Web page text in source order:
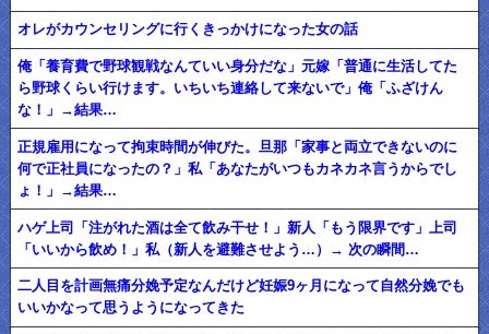
オレがカウンセリングに行くきっかけになった女の話
俺「養育費で野球観戦なんていい身分だな」元嫁「普通に生活してた
ら野球くらい行けます。いちいち連絡して来ないで」俺「ふざけん
な！」→結果…
正規雇用になって拘束時間が伸びた。旦那「家事と両立できないのに
何で正社員になったの？」私「あなたがいつもカネカネ言うからでし
ょ！」→結果…
ハゲ上司「注がれた酒は全て飲み干せ！」新人「もう限界です」上司
「いいから飲め！」私（新人を避難させよう…）→ 次の瞬間…
二人目を計画無痛分娩予定なんだけど妊娠9ヶ月になって自然分娩でも
いいかなって思うようになってきた